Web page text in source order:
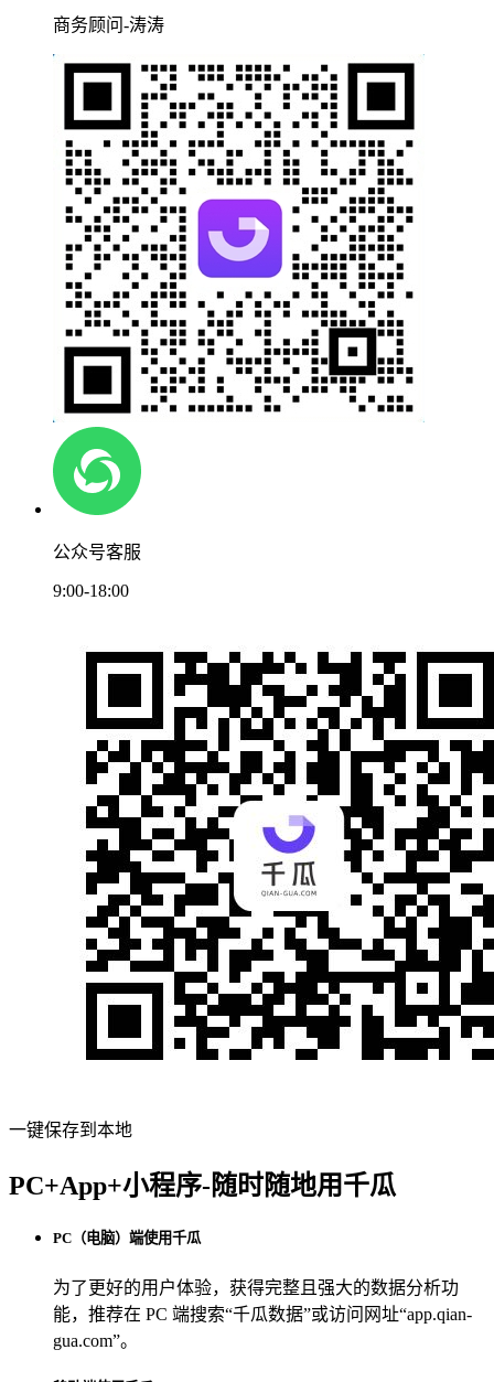
商务顾问-涛涛
公众号客服
9:00-18:00
一键保存到本地
PC+App+小程序-随时随地用千瓜
PC（电脑）端使用千瓜
为了更好的用户体验，获得完整且强大的数据分析功
能，推荐在 PC 端搜索“千瓜数据”或访问网址“app.qian-
gua.com”。